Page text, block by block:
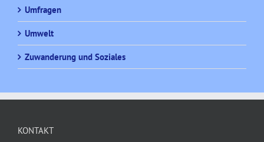
Umfragen
Umwelt
Zuwanderung und Soziales
KONTAKT